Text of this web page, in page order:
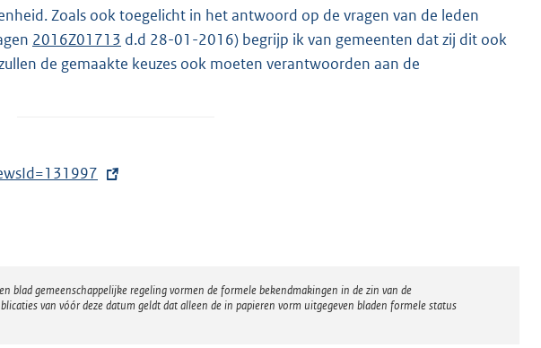
Zoals ook toegelicht in het antwoord op de vragen van de leden
2016Z01713 d.d 28-01-2016) begrijp ik van gemeenten dat zij dit ook
de gemaakte keuzes ook moeten verantwoorden aan de
blad gemeenschappelijke regeling vormen de formele bekendmakingen in de zin van de
van vóór deze datum geldt dat alleen de in papieren vorm uitgegeven bladen formele status